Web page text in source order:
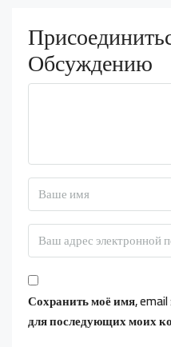
Обсуждению
Сохранить моё имя, email
для последующих моих